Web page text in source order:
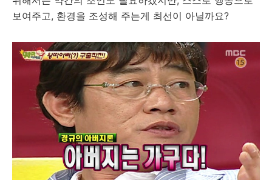
보여주고, 환경을 조성해 주는게 최선이 아닐까요?